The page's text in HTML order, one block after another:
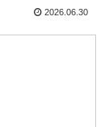
2026.06.30